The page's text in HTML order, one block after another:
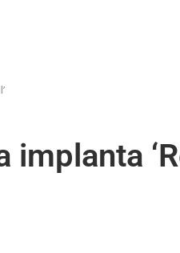
implanta